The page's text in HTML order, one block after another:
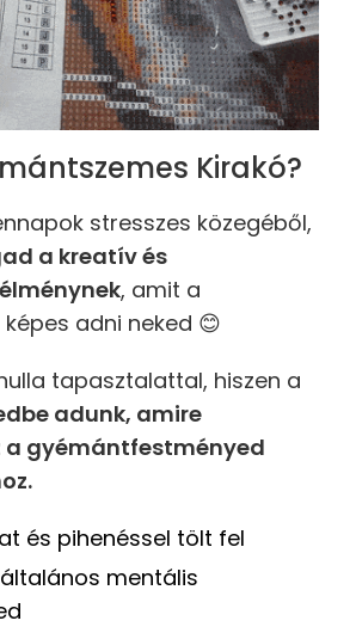
Kirakó?
stresszes közegéből,
a kreatív és
, amit a
adni neked 😊
tapasztalattal, hiszen a
adunk, amire
a gyémántfestményed
és pihenéssel tölt fel
mentális